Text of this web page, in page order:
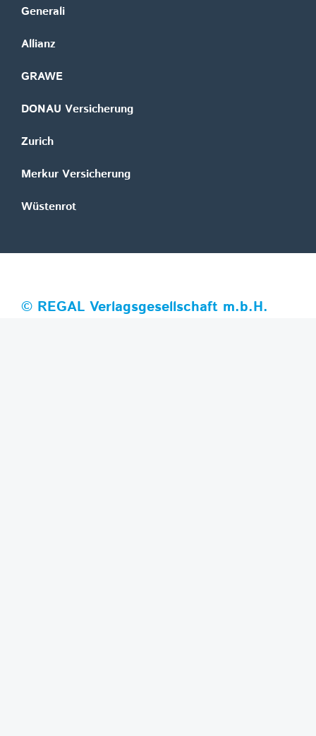
Generali
Allianz
GRAWE
DONAU Versicherung
Zurich
Merkur Versicherung
Wüstenrot
© REGAL Verlagsgesellschaft m.b.H.